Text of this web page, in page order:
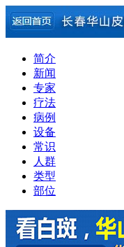
简介
新闻
专家
疗法
病例
设备
常识
人群
类型
部位